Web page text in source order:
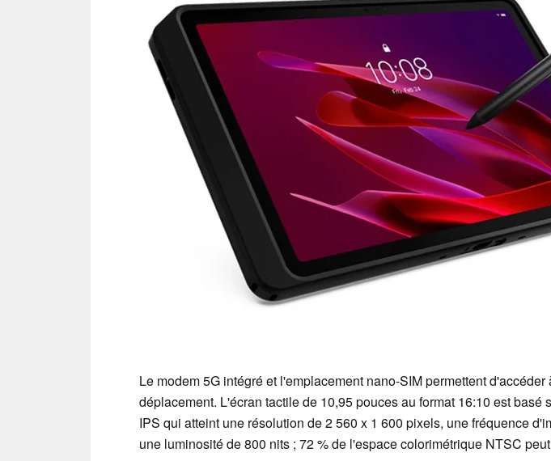
Le modem 5G intégré et l'emplacement nano-SIM permettent d'accéder
déplacement. L'écran tactile de 10,95 pouces au format 16:10 est basé
IPS qui atteint une résolution de 2 560 x 1 600 pixels, une fréquence
une luminosité de 800 nits ; 72 % de l'espace colorimétrique NTSC